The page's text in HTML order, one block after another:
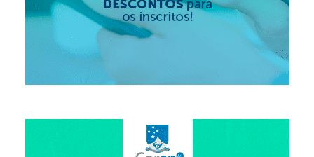
Desagravo Público
Processos Éticos
Censura Pública
Para Você
Procedimento para registro